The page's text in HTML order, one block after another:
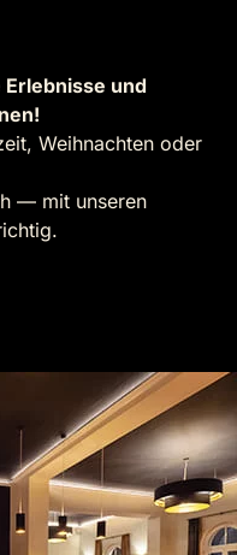
und
Weihnachten oder
— mit unseren